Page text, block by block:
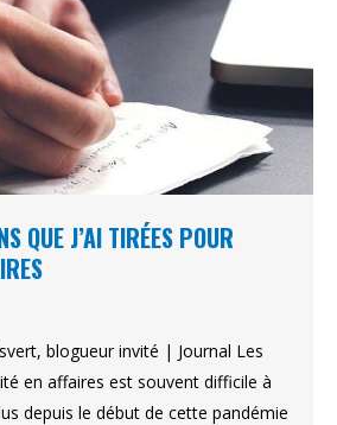
QUE J’AI TIRÉES POUR
blogueur invité | Journal Les
en affaires est souvent difficile à
depuis le début de cette pandémie